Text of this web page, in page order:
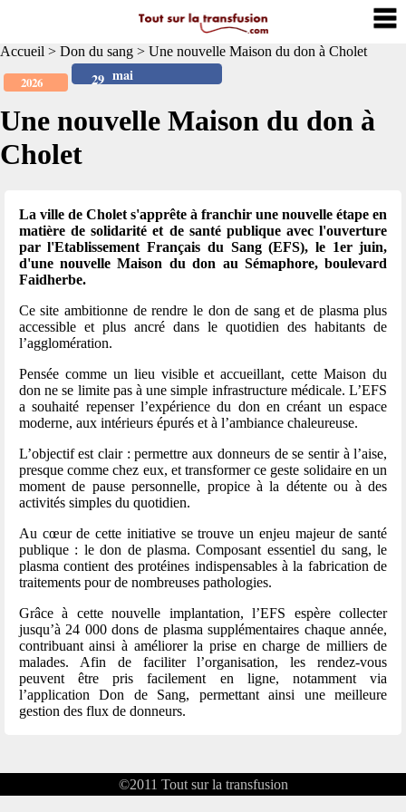
Accueil > Don du sang > Une nouvelle Maison du don à Cholet
mai
29
2026
Une nouvelle Maison du don à
Cholet
La ville de Cholet s'apprête à franchir une nouvelle étape en
matière de solidarité et de santé publique avec l'ouverture
par l'Etablissement Français du Sang (EFS), le 1er juin,
d'une nouvelle Maison du don au Sémaphore, boulevard
Faidherbe.
Ce site ambitionne de rendre le don de sang et de plasma plus
accessible et plus ancré dans le quotidien des habitants de
l’agglomération.
Pensée comme un lieu visible et accueillant, cette Maison du
don ne se limite pas à une simple infrastructure médicale. L’EFS
a souhaité repenser l’expérience du don en créant un espace
moderne, aux intérieurs épurés et à l’ambiance chaleureuse.
L’objectif est clair : permettre aux donneurs de se sentir à l’aise,
presque comme chez eux, et transformer ce geste solidaire en un
moment de pause personnelle, propice à la détente ou à des
activités simples du quotidien.
Au cœur de cette initiative se trouve un enjeu majeur de santé
publique : le don de plasma. Composant essentiel du sang, le
plasma contient des protéines indispensables à la fabrication de
traitements pour de nombreuses pathologies.
Grâce à cette nouvelle implantation, l’EFS espère collecter
jusqu’à 24 000 dons de plasma supplémentaires chaque année,
contribuant ainsi à améliorer la prise en charge de milliers de
malades. Afin de faciliter l’organisation, les rendez-vous
peuvent être pris facilement en ligne, notamment via
l’application Don de Sang, permettant ainsi une meilleure
gestion des flux de donneurs.
©2011 Tout sur la transfusion